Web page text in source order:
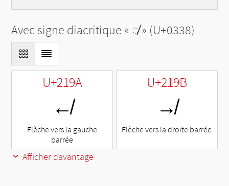
Avec signe diacritique « ◌̸» (U+0338)
U+219A
↚
Flèche vers la gauche
barrée
U+219B
↛
Flèche vers la droite barrée
Afficher davantage